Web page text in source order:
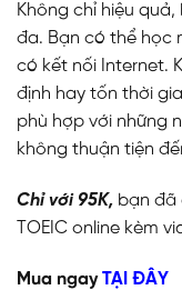
Không chỉ hiệu
đa. Bạn có thể học
có kết nối Internet.
định hay tốn thời
phù hợp với những
không thuận tiện
Chỉ với 95K, bạn đã
TOEIC online kèm
Mua ngayTẠI ĐÂY